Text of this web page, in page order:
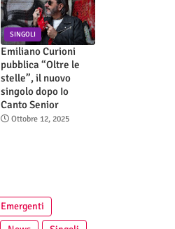
SINGOLI
Emiliano Curioni
pubblica “Oltre le
stelle”, il nuovo
singolo dopo Io
Canto Senior
Ottobre 12, 2025
Emergenti